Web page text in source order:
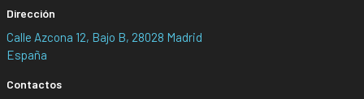
Dirección
Calle Azcona 12, Bajo B, 28028 Madrid
España
Contactos